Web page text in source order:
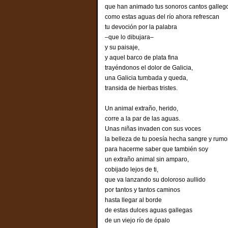
que han animado tus sonoros cantos
como estas aguas del río ahora refrescan
tu devoción por la palabra
–que lo dibujara–
y su paisaje,
y aquel barco de plata fina
trayéndonos el dolor de Galicia,
una Galicia tumbada y queda,
transida de hierbas tristes.
Un animal extraño, herido,
corre a la par de las aguas.
Unas niñas invaden con sus voces
la belleza de tu poesía hecha sangre y
para hacerme saber que también soy
un extraño animal sin amparo,
cobijado lejos de ti,
que va lanzando su doloroso aullido
por tantos y tantos caminos
hasta llegar al borde
de estas dulces aguas gallegas
de un viejo río de ópalo